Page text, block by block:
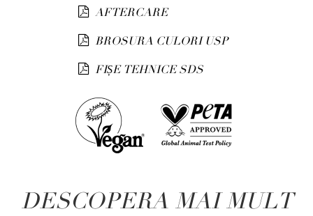
AFTERCARE
BROSURA CULORI USP
FIȘE TEHNICE SDS
DESCOPERA MAI MULT